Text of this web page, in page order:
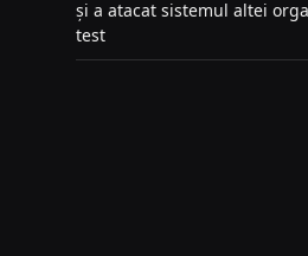
și a atacat sistemul altei
test